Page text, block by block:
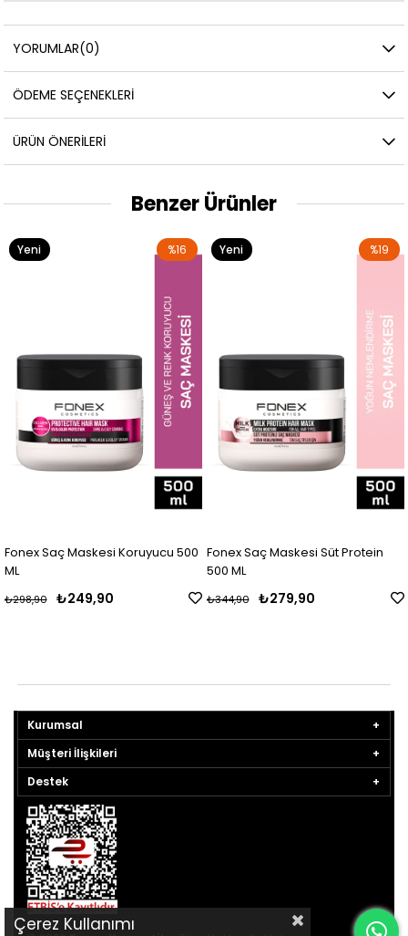
YORUMLAR(0)
ÖDEME SEÇENEKLERI
ÜRÜN ÖNERILERI
Benzer Ürünler
Fonex Saç Maskesi Koruyucu 500
ML
₺249,90
₺298,90
%16
Yeni
Fonex Saç Maskesi Süt Protein
500 ML
₺279,90
₺344,90
%19
Yeni
Kurumsal
Müşteri İlişkileri
Destek
Çerez Kullanımı